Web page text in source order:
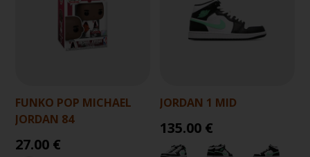
FUNKO POP MICHAEL
JORDAN 84
27.00 €
JORDAN 1 MID
135.00 €